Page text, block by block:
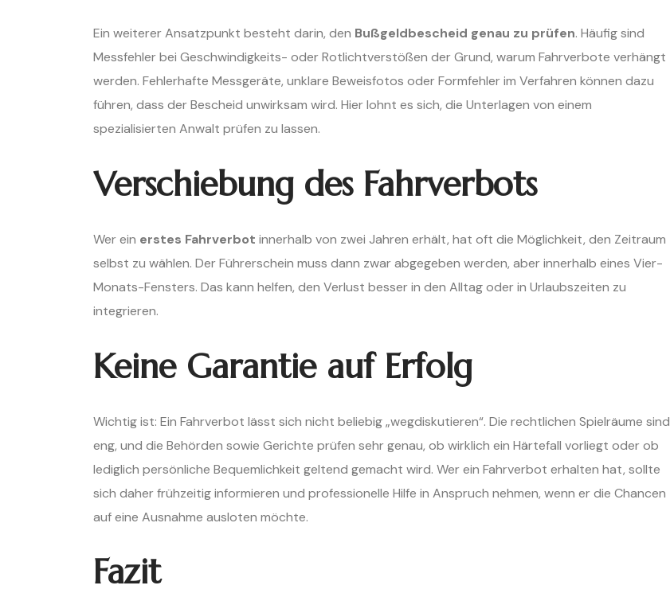
Ein weiterer Ansatzpunkt besteht darin, den Bußgeldbescheid genau zu prüfen. Häufig sind
Messfehler bei Geschwindigkeits- oder Rotlichtverstößen der Grund, warum Fahrverbote verhängt
werden. Fehlerhafte Messgeräte, unklare Beweisfotos oder Formfehler im Verfahren können dazu
führen, dass der Bescheid unwirksam wird. Hier lohnt es sich, die Unterlagen von einem
spezialisierten Anwalt prüfen zu lassen.
Verschiebung des Fahrverbots
Wer ein erstes Fahrverbot innerhalb von zwei Jahren erhält, hat oft die Möglichkeit, den Zeitraum
selbst zu wählen. Der Führerschein muss dann zwar abgegeben werden, aber innerhalb eines Vier-
Monats-Fensters. Das kann helfen, den Verlust besser in den Alltag oder in Urlaubszeiten zu
integrieren.
Keine Garantie auf Erfolg
Wichtig ist: Ein Fahrverbot lässt sich nicht beliebig „wegdiskutieren“. Die rechtlichen Spielräume sind
eng, und die Behörden sowie Gerichte prüfen sehr genau, ob wirklich ein Härtefall vorliegt oder ob
lediglich persönliche Bequemlichkeit geltend gemacht wird. Wer ein Fahrverbot erhalten hat, sollte
sich daher frühzeitig informieren und professionelle Hilfe in Anspruch nehmen, wenn er die Chancen
auf eine Ausnahme ausloten möchte.
Fazit